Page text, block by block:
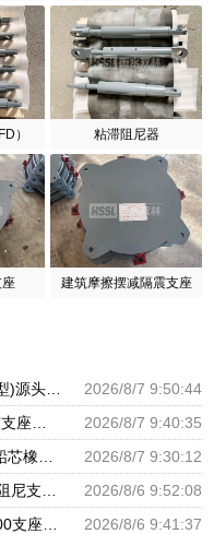
） 粘滞阻尼器
建筑摩擦摆减隔震支座
2026/8/7 9:50:44
2026/8/7 9:40:35
2026/8/7 9:30:12
2026/8/6 9:52:08
2026/8/6 9:41:37